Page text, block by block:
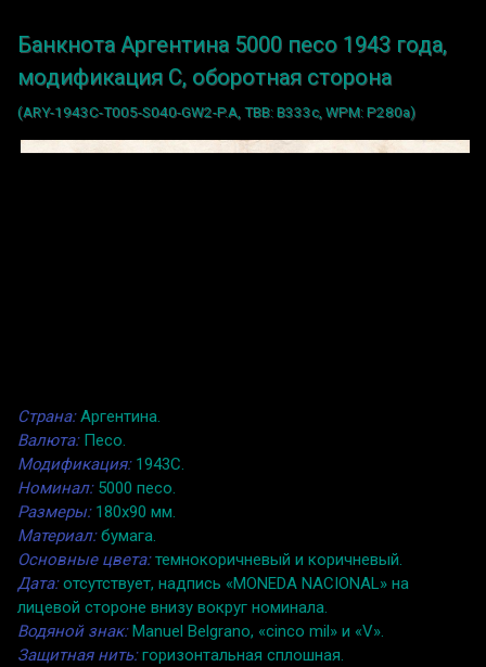
Банкнота Аргентина 5000 песо 1943 года,
модификация C, оборотная сторона
(ARY-1943C-T005-S040-GW2-P.A, TBB: B333c, WPM: P280a)
Страна:Аргентина.
Валюта:Песо.
Модификация:1943C.
Номинал:5000 песо.
Размеры:180x90 мм.
Материал:бумага.
Основные цвета:темнокоричневый и коричневый.
Дата:отсутствует, надпись «MONEDA NACIONAL» на
лицевой стороне внизу вокруг номинала.
Водяной знак:Manuel Belgrano, «cinco mil» и «V».
Защитная нить:горизонтальная сплошная.